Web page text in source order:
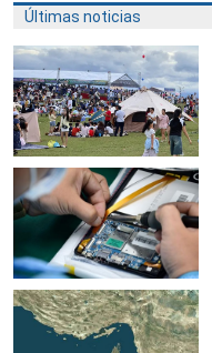
Últimas noticias